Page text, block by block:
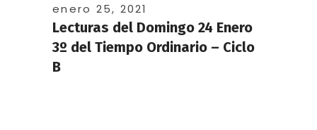
enero 25, 2021
Lecturas del Domingo 24 Enero
3º del Tiempo Ordinario – Ciclo
B